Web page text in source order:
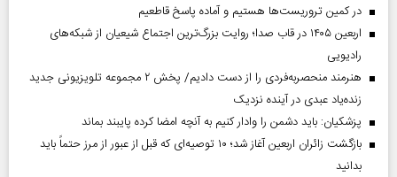
در کمین تروریست‌ها هستیم و آماده پاسخ قاطعیم
اربعین ۱۴۰۵ در قاب صدا؛ روایت بزرگ‌ترین اجتماع شیعیان از شبکه‌های
رادیویی
هنرمند منحصر‌به‌فردی را از دست دادیم/ پخش ۲ مجموعه تلویزیونی جدید
زنده‌یاد عبدی در آینده نزدیک
پزشکیان: باید دشمن را وادار کنیم به آنچه امضا کرده پایبند بماند
بازگشت زائران اربعین آغاز شد؛ ۱۰ توصیه‌ای که قبل از عبور از مرز حتماً باید
بدانید